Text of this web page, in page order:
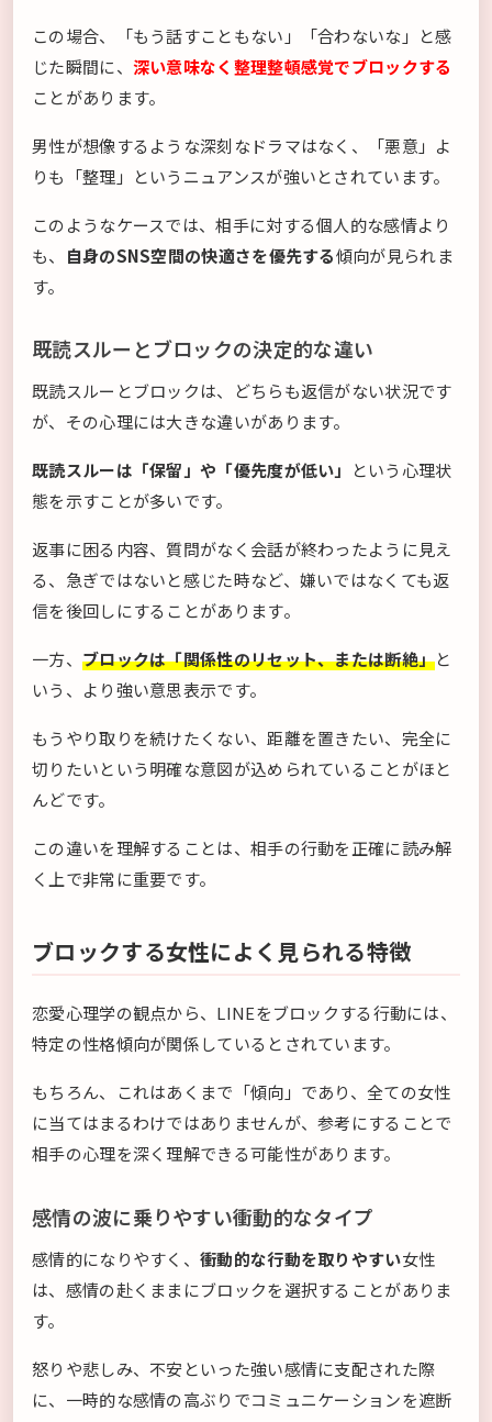
この場合、「もう話すこともない」「合わないな」と感
じた瞬間に、 深い意味なく整理整頓感覚でブロックする
ことがあります。
男性が想像するような深刻なドラマはなく、「悪意」よ
りも「整理」というニュアンスが強いとされています。
このようなケースでは、相手に対する個人的な感情より
も、
自身のSNS空間の快適さを優先する傾向が見られま
す。
既読スルーとブロックの決定的な違い
既読スルーとブロックは、どちらも返信がない状況です
が、その心理には大きな違いがあります。
既読スルーは「保留」や「優先度が低い」
という心理状
態を示すことが多いです。
返事に困る内容、質問がなく会話が終わったように見え
る、急ぎではないと感じた時など、嫌いではなくても返
信を後回しにすることがあります。
一方、 ブロックは「関係性のリセット、または断絶」と
いう、より強い意思表示です。
もうやり取りを続けたくない、距離を置きたい、完全に
切りたいという明確な意図が込められていることがほと
んどです。
この違いを理解することは、相手の行動を正確に読み解
く上で非常に重要です。
ブロックする女性によく見られる特徴
恋愛心理学の観点から、LINEをブロックする行動には、
特定の性格傾向が関係しているとされています。
もちろん、これはあくまで「傾向」であり、全ての女性
に当てはまるわけではありませんが、参考にすることで
相手の心理を深く理解できる可能性があります。
感情の波に乗りやすい衝動的なタイプ
感情的になりやすく、 衝動的な行動を取りやすい女性
は、感情の赴くままにブロックを選択することがありま
す。
怒りや悲しみ、不安といった強い感情に支配された際
に、一時的な感情の高ぶりでコミュニケーションを遮断